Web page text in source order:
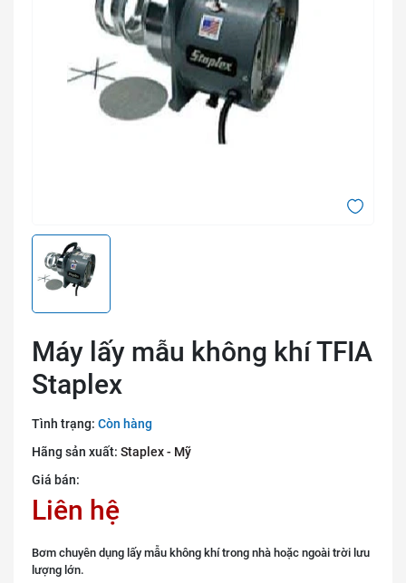
Máy lấy mẫu không khí TFIA
Staplex
Tình trạng: Còn hàng
Hãng sản xuất: Staplex - Mỹ
Giá bán:
Liên hệ
Bơm chuyên dụng lấy mẫu không khí trong nhà hoặc ngoài trời lưu
lượng lớn.